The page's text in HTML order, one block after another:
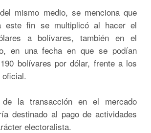
mismo medio, se menciona que
este fin se multiplicó al hacer el
a bolívares, también en el
en una fecha en que se podían
bolívares por dólar, frente a los
oficial.
la transacción en el mercado
destinado al pago de actividades
electoralista.